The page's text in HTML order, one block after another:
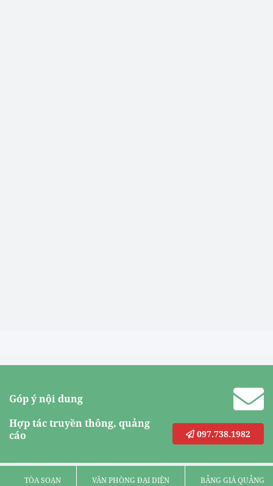
Góp ý nội dung
Hợp tác truyền thông, quảng
cáo
097.738.1982
TÒA SOẠN VĂN PHÒNG ĐẠI DIỆN BẢNG GIÁ QUẢNG